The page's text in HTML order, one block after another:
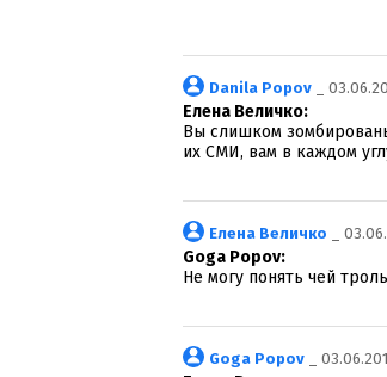
Danila Popov _
Елена Величко:
Вы слишком
их СМИ, вам в каждом
Елена Величко _
Goga Popov:
Не могу понять чей
Goga Popov _